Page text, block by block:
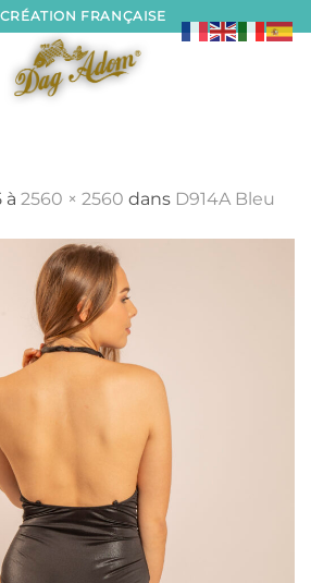
CRÉATION FRANÇAISE
à 2560 × 2560 dans D914A Bleu